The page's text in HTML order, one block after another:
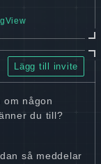
Lägg till invite
någon
du till?
så meddelar